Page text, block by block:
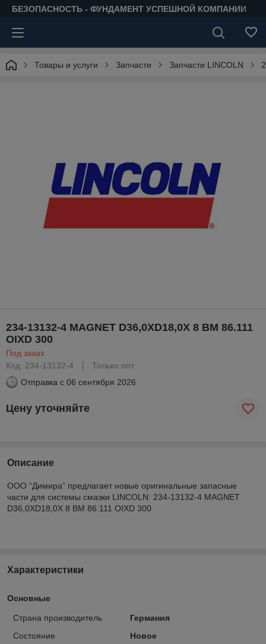
БЕЗОПАСНОСТЬ - ФУНДАМЕНТ УСПЕШНОЙ КОМПАНИИ
Товары и услуги Запчасти Запчасти LINCOLN
234-13132-4 MAGNET D36,0XD18,0X 8 BM 86.111
OIXD 300
Под заказ
Код: 234-13132-4
Только опт
Отправка с 06 сентября 2026
Цену уточняйте
Описание
ООО “Димира” предлагает новые оригинальные запасные
части для системы смазки LINCOLN: 234-13132-4 MAGNET
D36,0XD18,0X 8 BM 86.111 OIXD 300
Характеристики
Основные
Страна производитель
Германия
Состояние
Новое